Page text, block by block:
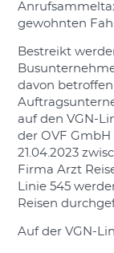
gewohnten
Bestreikt
davon
auf den VGN-
der OVF
21.04.2023
Firma Arzt
Linie 545
Reisen
Auf der VGN-